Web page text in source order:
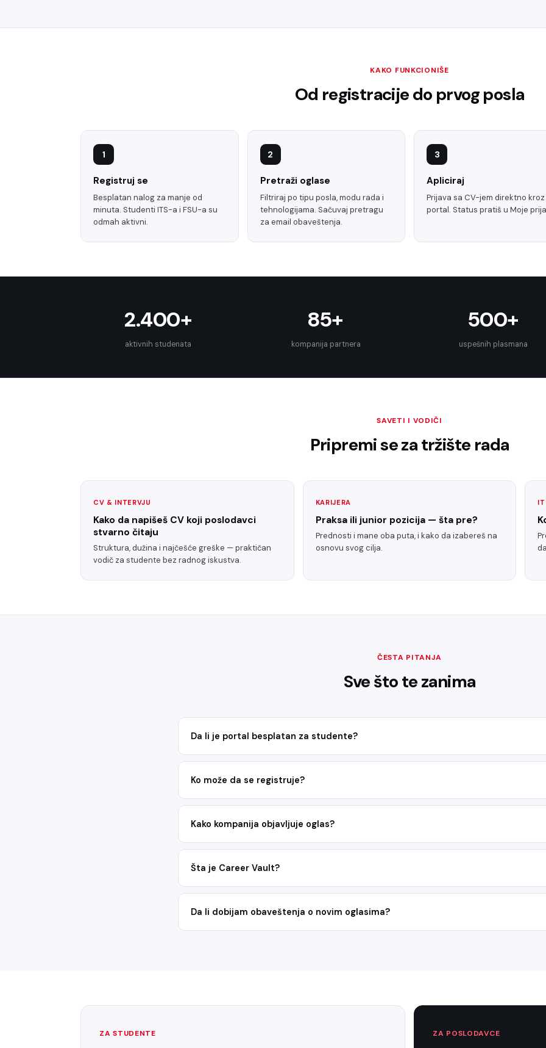
KAKO FUNKCIONIŠE
Od registracije do prvog posla
1
Registruj se
Besplatan nalog za manje od
minuta. Studenti ITS-a i FSU-a su
odmah aktivni.
2
Pretraži oglase
Filtriraj po tipu posla, modu rada i
tehnologijama. Sačuvaj pretragu
za email obaveštenja.
3
Apliciraj
Prijava sa CV-jem direktno kroz
portal. Status pratiš u Moje
2.400+
aktivnih studenata
85+
kompanija partnera
500+
uspešnih plasmana
SAVETI I VODIČI
Pripremi se za tržište rada
CV & INTERVJU
Kako da napišeš CV koji poslodavci
stvarno čitaju
Struktura, dužina i najčešće greške — praktičan
vodič za studente bez radnog iskustva.
KARIJERA
Praksa ili junior pozicija — šta pre?
Prednosti i mane oba puta, i kako da izabereš na
osnovu svog cilja.
IT
ČESTA PITANJA
Sve što te zanima
Da li je portal besplatan za studente?
Ko može da se registruje?
Kako kompanija objavljuje oglas?
Šta je Career Vault?
Da li dobijam obaveštenja o novim oglasima?
ZA STUDENTE ZA POSLODAVCE